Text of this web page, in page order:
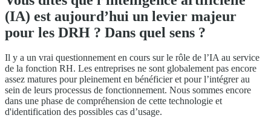
(IA) est aujourd’hui un levier majeur
pour les DRH ? Dans quel sens ?
Il y a un vrai questionnement en cours sur le rôle de l’IA au service
de la fonction RH. Les entreprises ne sont globalement pas encore
assez matures pour pleinement en bénéficier et pour l’intégrer au
sein de leurs processus de fonctionnement. Nous sommes encore
dans une phase de compréhension de cette technologie et
d'identification des possibles cas d’usage.